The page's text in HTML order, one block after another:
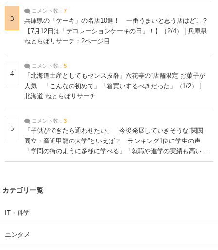
3
コメント数： 7
兵庫県の「ケーキ」の名店10選！ 一番うまいと思う店はどこ？
【7月12日は「デコレーションケーキの日」！】（2/4） | 兵庫県
ねとらぼリサーチ：2ページ目
4
コメント数： 5
「北海道土産としてもセンス抜群」六花亭の“店舗限定”お菓子が
人気 「こんなの初めて」「箱買いするべきだった」（1/2） |
北海道 ねとらぼリサーチ
5
コメント数： 3
「子供ができたら通わせたい」 今後発展していきそうな“関関
同立・産近甲龍の大学”といえば？ ランキング1位に学生の声
「学問の街のように多様に学べる」「就職や進学の実績も高い」
| 大学 ねとらぼリサーチ
カテゴリ一覧
IT・科学
エンタメ